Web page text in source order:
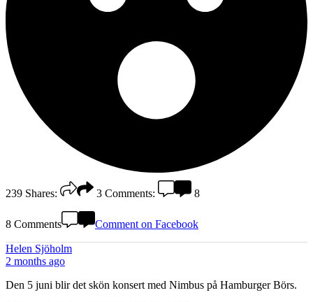
239 Shares: 3 Comments: 8
8 Comments Comment on Facebook
Helen Sjöholm
2 months ago
Den 5 juni blir det skön konsert med Nimbus på Hamburger Börs.